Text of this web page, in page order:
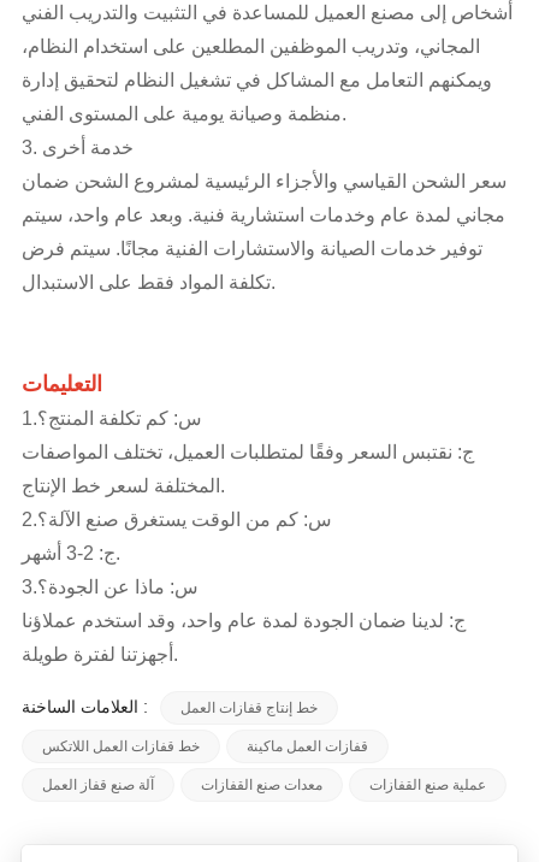
أشخاص إلى مصنع العميل للمساعدة في التثبيت والتدريب الفني
المجاني، وتدريب الموظفين المطلعين على استخدام النظام،
ويمكنهم التعامل مع المشاكل في تشغيل النظام لتحقيق إدارة
منظمة وصيانة يومية على المستوى الفني.
3. خدمة أخرى
سعر الشحن القياسي والأجزاء الرئيسية لمشروع الشحن ضمان
مجاني لمدة عام وخدمات استشارية فنية. وبعد عام واحد، سيتم
توفير خدمات الصيانة والاستشارات الفنية مجانًا. سيتم فرض
تكلفة المواد فقط على الاستبدال.
التعليمات
1.س: كم تكلفة المنتج؟
ج: نقتبس السعر وفقًا لمتطلبات العميل، تختلف المواصفات
المختلفة لسعر خط الإنتاج.
2.س: كم من الوقت يستغرق صنع الآلة؟
ج: 2-3 أشهر.
3.س: ماذا عن الجودة؟
ج: لدينا ضمان الجودة لمدة عام واحد، وقد استخدم عملاؤنا
أجهزتنا لفترة طويلة.
العلامات الساخنة : خط إنتاج قفازات العمل
خط قفازات العمل اللاتكس قفازات العمل ماكينة
آلة صنع قفاز العمل معدات صنع القفازات عملية صنع القفازات